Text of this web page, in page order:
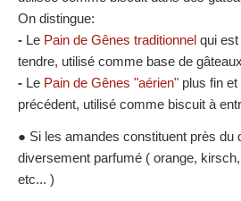
On distingue:
- Le Pain de Gênes traditionnel qui
tendre, utilisé comme base de gâteaux
- Le Pain de Gênes "aérien" plus fin
précédent, utilisé comme biscuit à
● Si les amandes constituent près du
diversement parfumé ( orange,
etc... )